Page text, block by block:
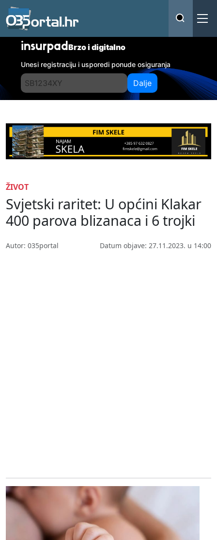
insurpadBrzo i digitalno
Unesi registraciju i usporedi ponude osiguranja
Dalje
ŽIVOT
Svjetski raritet: U općini Klakar
400 parova blizanaca i 6 trojki
Autor: 035portal Datum objave: 27.11.2023. u 14:00